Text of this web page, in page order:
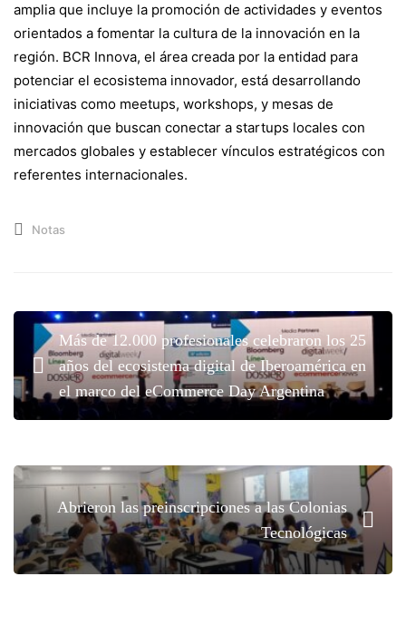
amplia que incluye la promoción de actividades y eventos
orientados a fomentar la cultura de la innovación en la
región. BCR Innova, el área creada por la entidad para
potenciar el ecosistema innovador, está desarrollando
iniciativas como meetups, workshops, y mesas de
innovación que buscan conectar a startups locales con
mercados globales y establecer vínculos estratégicos con
referentes internacionales.
Notas
Más de 12.000 profesionales celebraron los 25
años del ecosistema digital de Iberoamérica en
el marco del eCommerce Day Argentina
Abrieron las preinscripciones a las Colonias
Tecnológicas